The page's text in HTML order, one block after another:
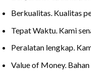
Berkualitas. Kualitas
Tepat Waktu. Kami
Peralatan lengkap.
Value of Money.